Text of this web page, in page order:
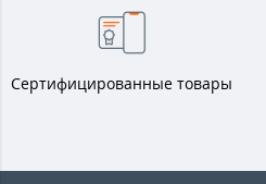
Сертифицированные товары